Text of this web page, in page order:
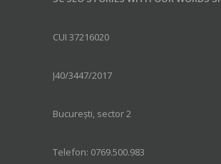
CUI 37216020
J40/3447/2017
București, sector 2
Telefon: 0769.500.983